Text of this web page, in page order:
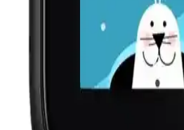
İki popüler çocuk takip saati olan
Kiddo2'nin özellikleri, avantajları ve
karşılaştırmasıyla çocuklarınızın
Smartbell Q569 ve TCL MT42
Çocuk Saatleri
Smartbell Q569 ve TCL MT42
ve iletişim özellikleriyle öne çıkıyor.